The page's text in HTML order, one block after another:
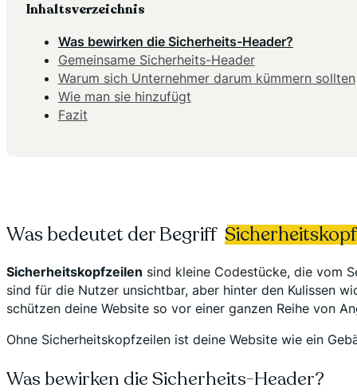
Was bedeutet der Begriff
Sicherheitskopfzeilen sind kleine Codestücke, die vom
sind für die Nutzer unsichtbar, aber hinter den Kulissen
schützen deine Website so vor einer ganzen Reihe von
Ohne Sicherheitskopfzeilen ist deine Website wie ein
Was bewirken die Sicherheits-Header?
Inhaltsverzeichnis
Was bewirken die Sicherheits-Header?
Gemeinsame Sicherheits-Header
Warum sich Unternehmer darum kümmern sollten
Wie man sie hinzufügt
Fazit